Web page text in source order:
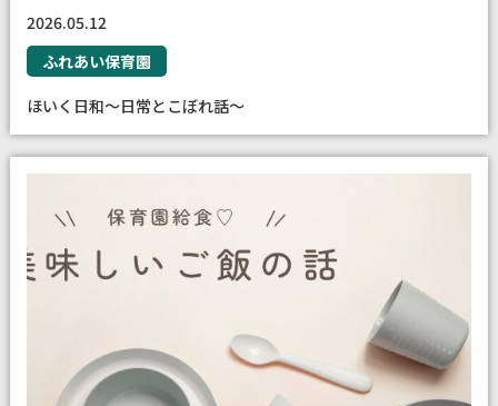
2026.05.12
ふれあい保育園
ほいく日和〜日常とこぼれ話〜